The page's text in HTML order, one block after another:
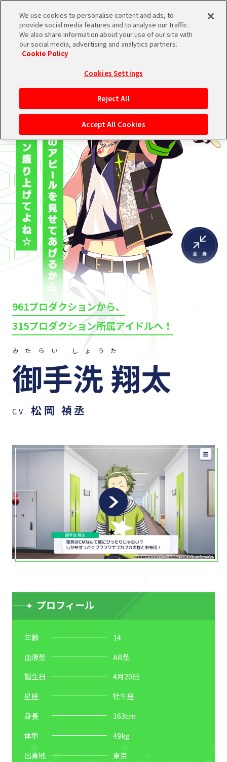
ブランドTOPへ
961プロダクションから、
315プロダクション所属アイドルへ！
みたらい しょうた
御手洗 翔太
CV. 松岡 禎丞
プロフィール
年齢
14
血液型
AB型
誕生日
4月20日
星座
牡牛座
身長
163cm
体重
49kg
出身地
東京
We use cookies to personalise content and ads, to
provide social media features and to analyse our traffic.
We also share information about your use of our site with
our social media, advertising and analytics partners.
Cookie Policy
Cookies Settings
Reject All
Accept All Cookies